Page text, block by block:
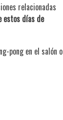
relacionadas
estos días de
pong en el salón o